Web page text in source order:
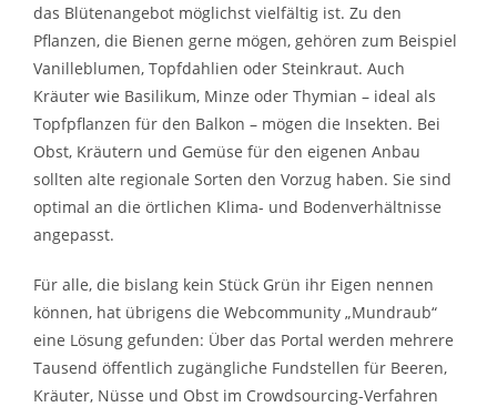
das Blütenangebot möglichst vielfältig ist. Zu den
Pflanzen, die Bienen gerne mögen, gehören zum Beispiel
Vanilleblumen, Topfdahlien oder Steinkraut. Auch
Kräuter wie Basilikum, Minze oder Thymian – ideal als
Topfpflanzen für den Balkon – mögen die Insekten. Bei
Obst, Kräutern und Gemüse für den eigenen Anbau
sollten alte regionale Sorten den Vorzug haben. Sie sind
optimal an die örtlichen Klima- und Bodenverhältnisse
angepasst.
Für alle, die bislang kein Stück Grün ihr Eigen nennen
können, hat übrigens die Webcommunity „Mundraub“
eine Lösung gefunden: Über das Portal werden mehrere
Tausend öffentlich zugängliche Fundstellen für Beeren,
Kräuter, Nüsse und Obst im Crowdsourcing-Verfahren